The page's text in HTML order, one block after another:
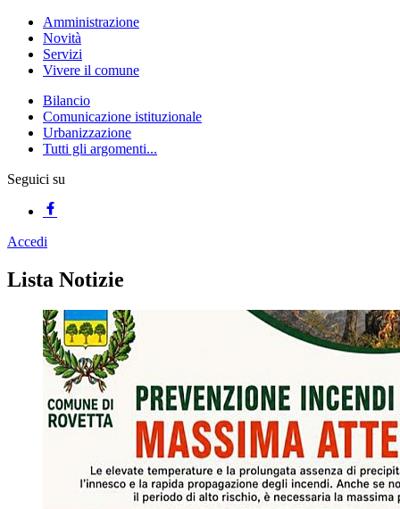
Amministrazione
Novità
Servizi
Vivere il comune
Bilancio
Comunicazione istituzionale
Urbanizzazione
Tutti gli argomenti...
Seguici su
Accedi
Homepage
Lista Notizie